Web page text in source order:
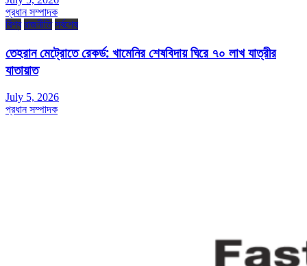
প্রধান সম্পাদক
বিশ্ব রাজনীতি সর্বশেষ
তেহরান মেট্রোতে রেকর্ড: খামেনির শেষবিদায় ঘিরে ৭০ লাখ যাত্রীর
যাতায়াত
July 5, 2026
প্রধান সম্পাদক